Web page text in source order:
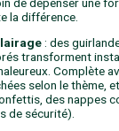
la différence.
: des
transforment
Complète
selon le thème,
des nappes
de sécurité).